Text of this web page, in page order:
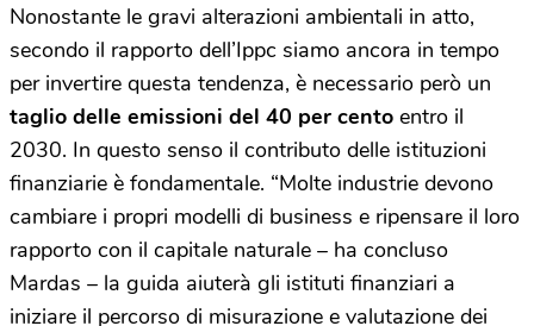
Nonostante le gravi alterazioni ambientali in atto,
secondo il rapporto dell’Ippc siamo ancora in tempo
per invertire questa tendenza, è necessario però un
taglio delle emissioni del 40 per cento entro il
2030. In questo senso il contributo delle istituzioni
finanziarie è fondamentale. “Molte industrie devono
cambiare i propri modelli di business e ripensare il loro
rapporto con il capitale naturale – ha concluso
Mardas – la guida aiuterà gli istituti finanziari a
iniziare il percorso di misurazione e valutazione dei